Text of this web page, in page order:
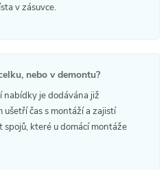
v zásuvce.
nebo v demontu?
nabídky je dodávána již
čas s montáží a zajistí
které u domácí montáže